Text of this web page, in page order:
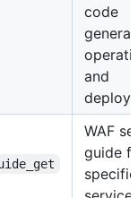
code
and
WAF
guide